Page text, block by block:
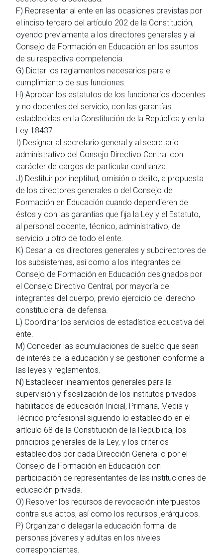
F) Representar al ente en las ocasiones previstas por
el inciso tercero del artículo 202 de la Constitución,
oyendo previamente a los directores generales y al
Consejo de Formación en Educación en los asuntos
de su respectiva competencia.
G) Dictar los reglamentos necesarios para el
cumplimiento de sus funciones.
H) Aprobar los estatutos de los funcionarios docentes
y no docentes del servicio, con las garantías
establecidas en la Constitución de la República y en la
Ley 18437.
I) Designar al secretario general y al secretario
administrativo del Consejo Directivo Central con
carácter de cargos de particular confianza.
J) Destituir por ineptitud, omisión o delito, a propuesta
de los directores generales o del Consejo de
Formación en Educación cuando dependieren de
éstos y con las garantías que fija la Ley y el Estatuto,
al personal docente, técnico, administrativo, de
servicio u otro de todo el ente.
K) Cesar a los directores generales y subdirectores de
los subsistemas, así como a los integrantes del
Consejo de Formación en Educación designados por
el Consejo Directivo Central, por mayoría de
integrantes del cuerpo, previo ejercicio del derecho
constitucional de defensa.
L) Coordinar los servicios de estadística educativa del
ente.
M) Conceder las acumulaciones de sueldo que sean
de interés de la educación y se gestionen conforme a
las leyes y reglamentos.
N) Establecer lineamientos generales para la
supervisión y fiscalización de los institutos privados
habilitados de educación Inicial, Primaria, Media y
Técnico profesional siguiendo lo establecido en el
artículo 68 de la Constitución de la República, los
principios generales de la Ley, y los criterios
establecidos por cada Dirección General o por el
Consejo de Formación en Educación con
participación de representantes de las instituciones de
educación privada.
O) Resolver los recursos de revocación interpuestos
contra sus actos, así como los recursos jerárquicos.
P) Organizar o delegar la educación formal de
personas jóvenes y adultas en los niveles
correspondientes.